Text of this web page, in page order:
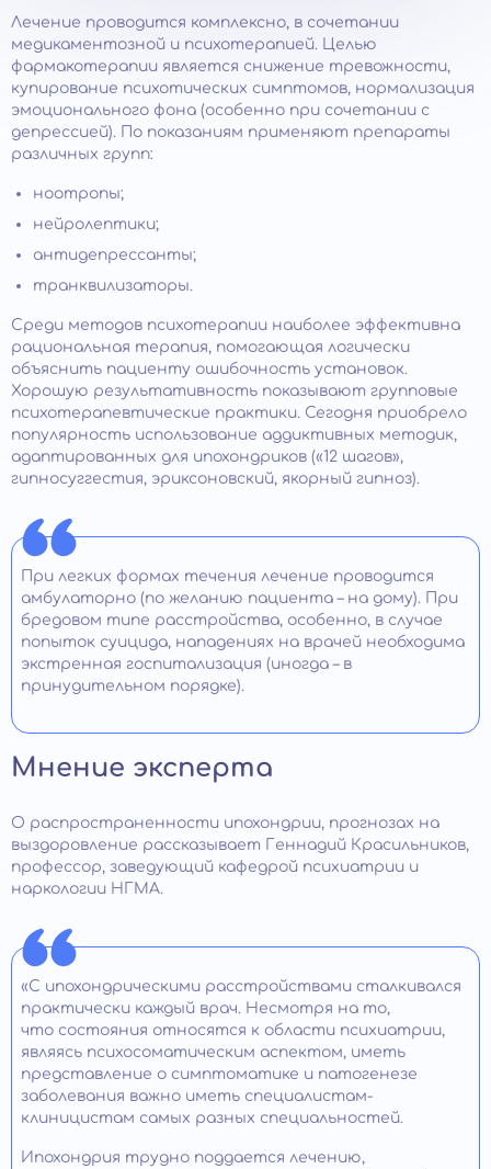
Лечение проводится комплексно, в сочетании
медикаментозной и психотерапией. Целью
фармакотерапии является снижение тревожности,
купирование психотических симптомов, нормализация
эмоционального фона (особенно при сочетании с
депрессией). По показаниям применяют препараты
различных групп:
ноотропы;
нейролептики;
антидепрессанты;
транквилизаторы.
Среди методов психотерапии наиболее эффективна
рациональная терапия, помогающая логически
объяснить пациенту ошибочность установок.
Хорошую результативность показывают групповые
психотерапевтические практики. Сегодня приобрело
популярность использование аддиктивных методик,
адаптированных для ипохондриков («12 шагов»,
гипносуггестия, эриксоновский, якорный гипноз).
При легких формах течения лечение проводится
амбулаторно (по желанию пациента – на дому). При
бредовом типе расстройства, особенно, в случае
попыток суицида, нападениях на врачей необходима
экстренная госпитализация (иногда – в
принудительном порядке).
Мнение эксперта
О распространенности ипохондрии, прогнозах на
выздоровление рассказывает Геннадий Красильников,
профессор, заведующий кафедрой психиатрии и
наркологии НГМА.
«С ипохондрическими расстройствами сталкивался
практически каждый врач. Несмотря на то,
что состояния относятся к области психиатрии,
являясь психосоматическим аспектом, иметь
представление о симптоматике и патогенезе
заболевания важно иметь специалистам-
клиницистам самых разных специальностей.
Ипохондрия трудно поддается лечению,